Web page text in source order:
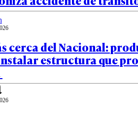
cerca del Nacional:
estructura que